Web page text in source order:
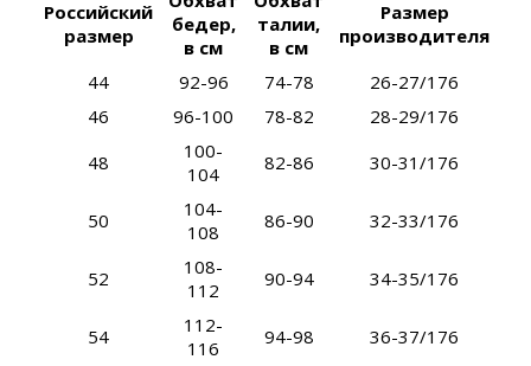
Российский
размер
бедер,
в см
талии,
в см
Размер
производителя
44
92-96 74-78
26-27/176
46
96-100 78-82
28-29/176
48
100-
104
82-86 30-31/176
50
104-
108
86-90 32-33/176
52
108-
112
90-94 34-35/176
54
112-
116
94-98 36-37/176